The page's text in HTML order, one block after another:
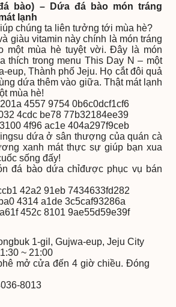
bào) – Dứa đá bào món tráng
lạnh
chúng ta liên tưởng tới mùa hè?
giàu vitamin này chính là món tráng
một mùa hè tuyệt vời. Đây là món
thích trong menu This Day N – một
eup, Thành phố Jeju. Họ cắt đôi quả
dứa thêm vào giữa. Thật mát lạnh
mùa hè!
dứa ở sân thượng của quán cà
xanh mát thực sự giúp bạn xua
sống đấy!
đá bào dứa chỉđược phục vụ bán
1-gil, Gujwa-eup, Jeju City
~ 21:00
mở cửa đến 4 giờ chiều. Đóng
8013